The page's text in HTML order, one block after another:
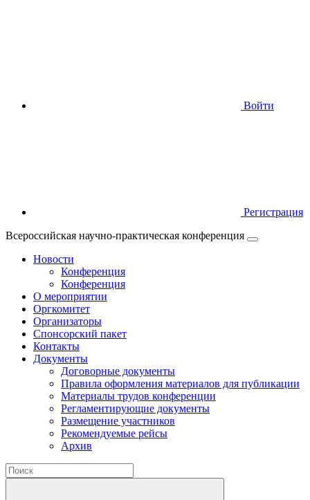
Войти
Регистрация
Всероссийская научно-практическая конференция
Новости
Конференция
Конференция
О мероприятии
Оргкомитет
Организаторы
Спонсорский пакет
Контакты
Документы
Договорные документы
Правила оформления материалов для публикации
Материалы трудов конференции
Регламентирующие документы
Размещение участников
Рекомендуемые рейсы
Архив